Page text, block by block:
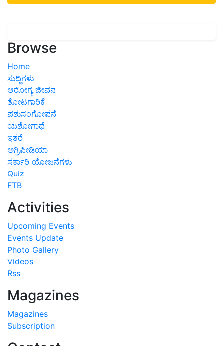
Browse
Home
ಸುದ್ದಿಗಳು
ಆರೋಗ್ಯ ಜೀವನ
ತೋಟಗಾರಿಕೆ
ಪಶುಸಂಗೋಪನೆ
ಯಶೋಗಾಥೆ
ಇತರೆ
ಅಗ್ರಿಪೀಡಿಯಾ
ಸರ್ಕಾರಿ ಯೋಜನೆಗಳು
Quiz
FTB
Activities
Upcoming Events
Events Update
Photo Gallery
Videos
Rss
Magazines
Magazines
Subscription